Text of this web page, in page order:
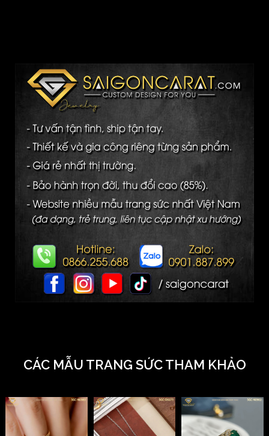
CÁC MẪU TRANG SỨC THAM KHẢO